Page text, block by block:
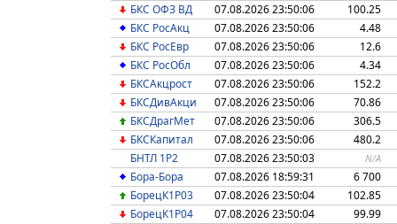
БКС ОФЗ ВД
07.08.2026 23:50:06
100.25
БКС РосАкц
07.08.2026 23:50:06
4.48
БКС РосЕвр
07.08.2026 23:50:06
12.6
БКС РосОбл
07.08.2026 23:50:06
4.34
БКСАкцрост
07.08.2026 23:50:06
152.2
БКСДивАкци
07.08.2026 23:50:06
70.86
БКСДрагМет
07.08.2026 23:50:06
306.5
БКСКапитал
07.08.2026 23:50:06
480.2
БНТЛ 1Р2
07.08.2026 23:50:03 N/A
Бора-Бора 07.08.2026 18:59:31
6 700
БорецК1Р03
07.08.2026 23:50:04
102.85
БорецК1Р04
07.08.2026 23:50:04
99.99